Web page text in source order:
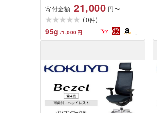
寄付金額 21,000 円〜
(0件)
95g /1,000 円